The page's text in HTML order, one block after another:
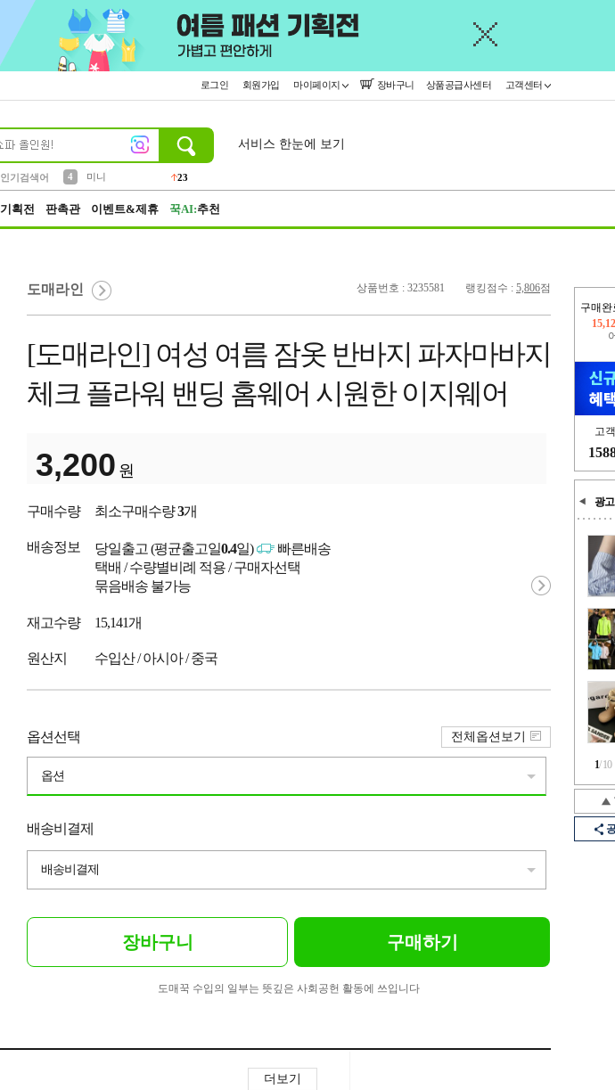
로그인 회원가입 마이페이지 장바구니 상품공급사센터 고객센터
인기검색어
4
미니
23
서비스 한눈에 보기
기획전 판촉관 이벤트&제휴 꾹AI:추천
구매완
고
광고
1/10
상품번호 : 3235581 랭킹점수 : 5,806점
도매라인
[도매라인] 여성 여름 잠옷 반바지 파자마바지
체크 플라워 밴딩 홈웨어 시원한 이지웨어
3,200 원
구매수량 최소구매수량3개
배송정보 당일출고 (평균출고일0.4일)
빠른배송
택배 / 수량별비례 적용 / 구매자선택
묶음배송 불가능
재고수량 15,141개
원산지 수입산 / 아시아 / 중국
옵션선택
옵션
전체옵션보기
배송비결제
배송비결제
장바구니 구매하기
도매꾹 수입의 일부는 뜻깊은 사회공헌 활동에 쓰입니다
더보기